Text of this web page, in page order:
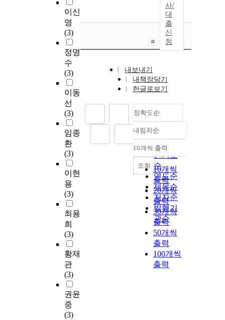
이신
영
(3)
정명
수
(3)
이동
선
(3)
임종
환
(3)
이현
용
(3)
최용
희
(3)
황재
관
(3)
권윤
중
(3)
사/
대
출
신
청
내보내기
내책장담기
한글로보기
정확도순
정확도
순
인기도
순
연도순
제목순
저자순
발행기
관순
내림차순
내림차순
10개씩 출력
10개씩
출력
20개씩
출력
30개씩
출력
50개씩
출력
100개씩
출력
조회